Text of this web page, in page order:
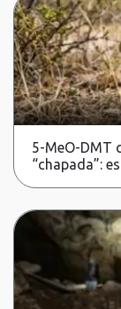
5-MeO-DMT
“chapada”: